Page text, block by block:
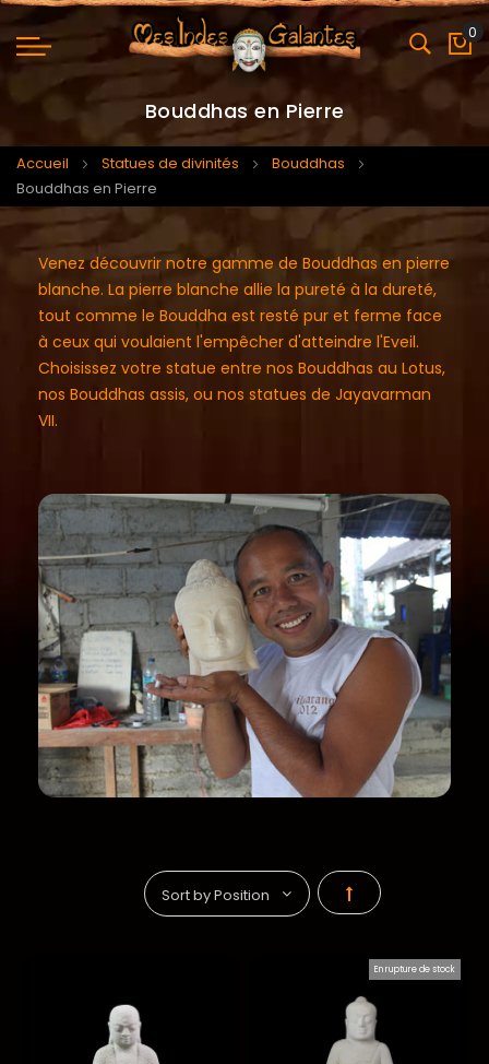
0
Bouddhas en Pierre
Accueil Statues de divinités
Bouddhas
Bouddhas en Pierre
Venez découvrir notre gamme de Bouddhas en pierre
blanche. La pierre blanche allie la pureté à la dureté,
tout comme le Bouddha est resté pur et ferme face
à ceux qui voulaient l'empêcher d'atteindre l'Eveil.
Choisissez votre statue entre nos Bouddhas au Lotus,
nos Bouddhas assis, ou nos statues de Jayavarman
VII.
Par
décroissant
En rupture de stock